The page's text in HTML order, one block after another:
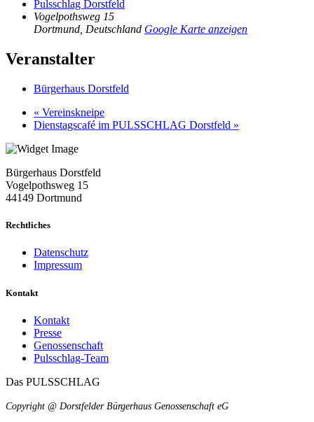
Pulsschlag Dorstfeld
Vogelpothsweg 15
Dortmund Deutschland Google Karte anzeigen
Veranstalter
Bürgerhaus Dorstfeld
« Vereinskneipe
Dienstagscafé im PULSSCHLAG Dorstfeld »
Bürgerhaus Dorstfeld
Vogelpothsweg 15
44149 Dortmund
Rechtliches
Datenschutz
Impressum
Kontakt
Kontakt
Presse
Genossenschaft
Pulsschlag-Team
Das PULSSCHLAG
Copyright @ Dorstfelder Bürgerhaus Genossenschaft eG